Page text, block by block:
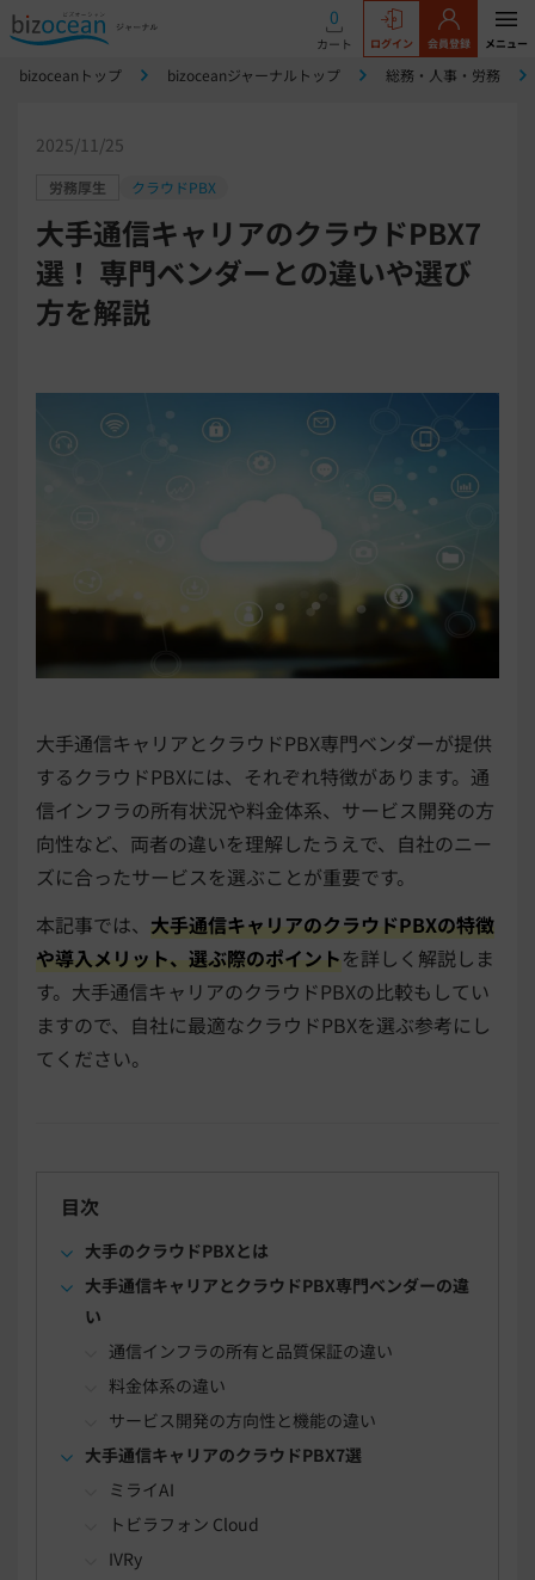
0
カート ログイン 会員登録 メニュー
bizoceanトップ bizoceanジャーナルトップ 総務・人事・労務
2025/11/25
労務厚生 クラウドPBX
大手通信キャリアのクラウドPBX7
選！ 専門ベンダーとの違いや選び
方を解説
大手通信キャリアとクラウドPBX専門ベンダーが提供
するクラウドPBXには、それぞれ特徴があります。通
信インフラの所有状況や料金体系、サービス開発の方
向性など、両者の違いを理解したうえで、自社のニー
ズに合ったサービスを選ぶことが重要です。
本記事では、 大手通信キャリアのクラウドPBXの特徴
や導入メリット、選ぶ際のポイントを詳しく解説しま
す。大手通信キャリアのクラウドPBXの比較もしてい
ますので、自社に最適なクラウドPBXを選ぶ参考にし
てください。
目次
大手のクラウドPBXとは
大手通信キャリアとクラウドPBX専門ベンダーの違
い
通信インフラの所有と品質保証の違い
料金体系の違い
サービス開発の方向性と機能の違い
大手通信キャリアのクラウドPBX7選
ミライAI
トビラフォン Cloud
IVRy